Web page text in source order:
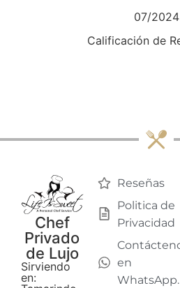
07/2024
Calificación de
Chef
Privado
de Lujo
Sirviendo
en:
Reseñas
Politica de
Privacidad
en
WhatsApp.